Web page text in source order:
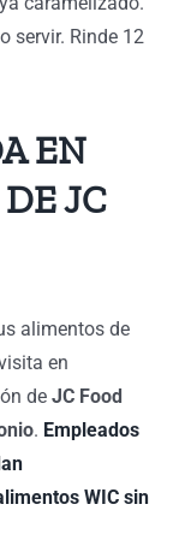
servir. Rinde 12
EN
JC
alimentos de
en
de JC Food
. Empleados
WIC sin